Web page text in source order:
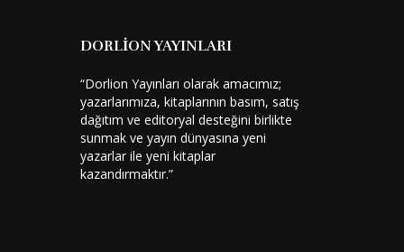
DORLİON YAYINLARI
“Dorlion Yayınları olarak amacımız;
yazarlarımıza, kitaplarının basım, satış
dağıtım ve editoryal desteğini birlikte
sunmak ve yayın dünyasına yeni
yazarlar ile yeni kitaplar
kazandırmaktır.”